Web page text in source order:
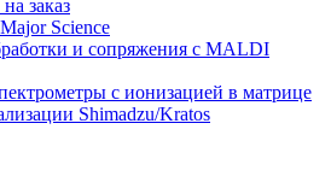
заказ
Science
и сопряжения с MALDI
с ионизацией в матрице
Shimadzu/Kratos